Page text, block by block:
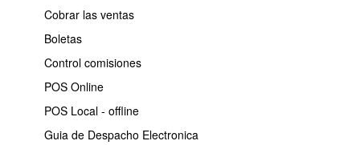
Cobrar las ventas
Boletas
Control comisiones
POS Online
POS Local - offline
Guia de Despacho Electronica